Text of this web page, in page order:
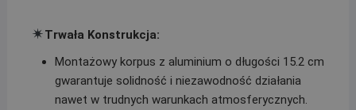
Trwała Konstrukcja:
Montażowy korpus z aluminium o długości 15.2 cm
gwarantuje solidność i niezawodność działania
nawet w trudnych warunkach atmosferycznych.